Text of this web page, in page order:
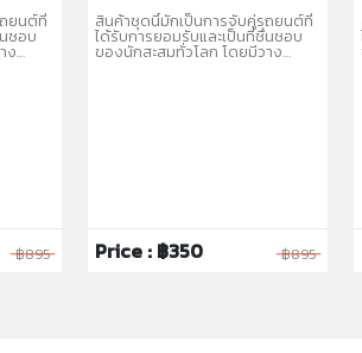
ยนต์ที่
ชอบ
ง
฿895
สินค้าชุดนี้มักเป็นการจับคู่รถยนต์ที่
ได้รับการยอมรับและเป็นที่ชื่นชอบ
ของนักสะสมทั่วโลก โดยมีวาง
Price : ฿350 ฿895